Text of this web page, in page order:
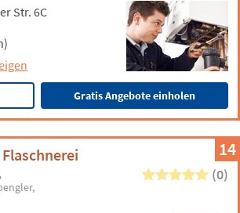
Str. 6C
Gratis Angebote einholen
14
(0)